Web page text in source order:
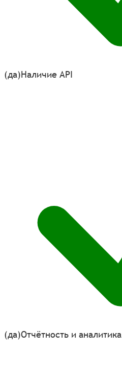
(да)Наличие API
(да)Отчётность и аналитика